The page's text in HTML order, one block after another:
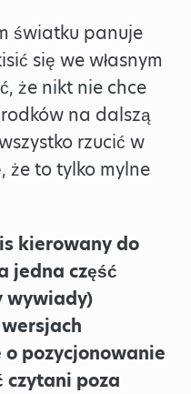
światku panuje
się we własnym
że nikt nie chce
na dalszą
rzucić w
że to tylko mylne
kierowany do
jedna część
wywiady)
o pozycjonowanie
czytani poza